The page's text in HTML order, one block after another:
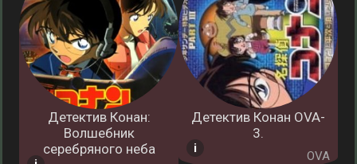
Детектив Конан:
Волшебник
серебряного неба
Детектив Конан OVA-
3.
OVA